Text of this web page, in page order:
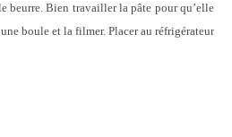
beurre. Bien travailler la pâte pour qu’elle
boule et la filmer. Placer au réfrigérateur